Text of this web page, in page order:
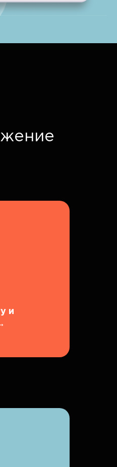
и